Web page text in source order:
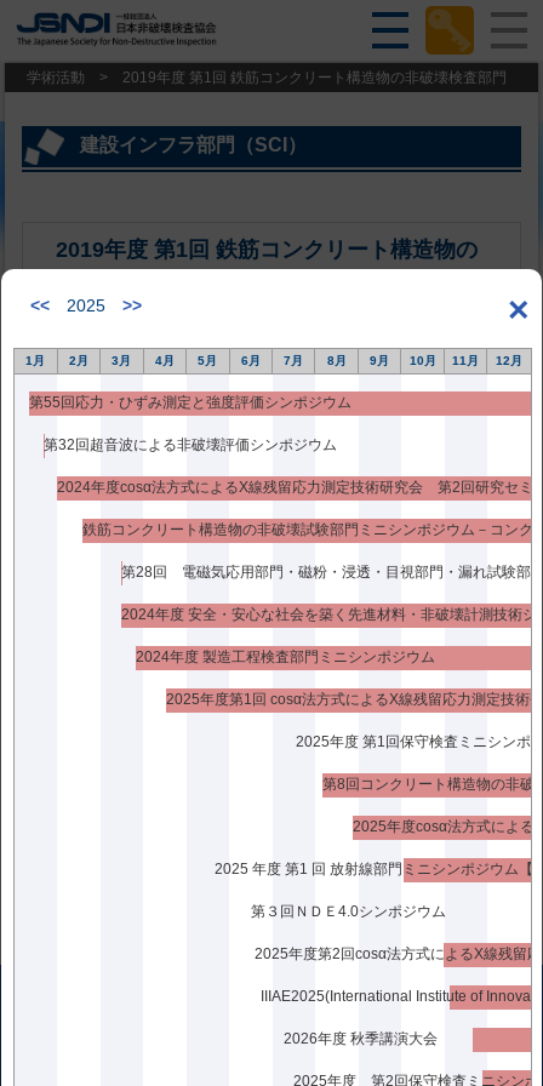
学術活動 > 2019年度 第1回 鉄筋コンクリート構造物の非破壊検査部門
×
<< 2025 >>
1月 2月 3月 4月 5月 6月 7月 8月 9月 10月 11月 12月
第55回応力・ひずみ測定と強度評価シンポジウム
第32回超音波による非破壊評価シンポジウム
2024年度cosα法方式によるX線残留応力測定技術研究会 第2回研究セミ
2024年度 安全・安心な社会を築く先進材料・非破壊計測技術シ
2024年度 製造工程検査部門ミニシンポジウム
2025年度第1回 cosα法方式によるX線残留応力測定技術
2025年度 第1回保守検査ミニシンポ
2025年度cosα法方式によ
2025 年度 第1 回 放射線部門ミニシンポジウム【
第３回ＮＤＥ4.0シンポジウム
2026年度 秋季講演大会
2025年度 第2回保守検査ミニシンポ
建設インフラ部門（SCI）
2019年度 第1回 鉄筋コンクリート構造物の
過去のシンポジウム
2019年6月11日更新
衝撃弾性波法のコンクリート構造物への適用に関するミニシンポ
ジウム【東京】
2019年 6月11日（火）
会場 亀戸文化センター（カメリアプラザ）３F カメリア
プログラム
<<前の記事 次の記事>>
東京都江東区亀戸2丁目25-14京阪亀戸ビル10階